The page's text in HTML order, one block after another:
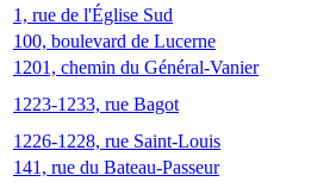
1, rue de l'Église Sud
100, boulevard de Lucerne
1201, chemin du Général-Vanier
1223-1233, rue Bagot
1226-1228, rue Saint-Louis
141, rue du Bateau-Passeur